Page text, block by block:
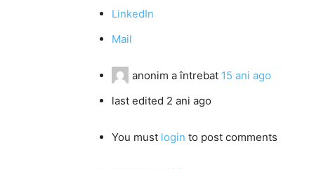
LinkedIn
Mail
anonim a întrebat 15 ani ago
last edited 2 ani ago
You must login to post comments